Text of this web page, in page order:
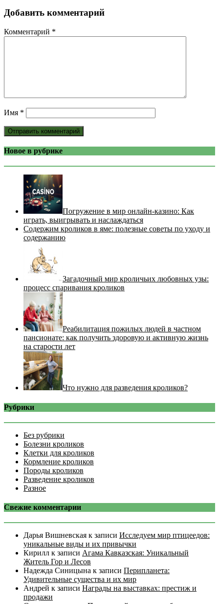
Добавить комментарий
Комментарий *
Имя *
Новое в рубрике
Погружение в мир онлайн-казино: Как
играть, выигрывать и наслаждаться
Содержим кроликов в яме: полезные советы по уходу и
содержанию
Загадочный мир кроличьих любовных узы:
процесс спаривания кроликов
Реабилитация пожилых людей в частном
пансионате: как получить здоровую и активную жизнь
на старости лет
Что нужно для разведения кроликов?
Рубрики
Без рубрики
Болезни кроликов
Клетки для кроликов
Кормление кроликов
Породы кроликов
Разведение кроликов
Разное
Свежие комментарии
Дарья Вишневская к записи Исследуем мир птицеедов:
уникальные виды и их привычки
Кирилл к записи Агама Кавказская: Уникальный
Житель Гор и Лесов
Надежда Синицына к записи Перипланета:
Удивительные существа и их мир
Андрей к записи Награды на выставках: престиж и
продажи